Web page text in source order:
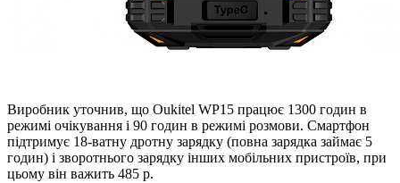
Виробник уточнив, що Oukitel WP15 працює 1300 годин в
режимі очікування і 90 годин в режимі розмови. Смартфон
підтримує 18-ватну дротну зарядку (повна зарядка займає 5
годин) і зворотнього зарядку інших мобільних пристроїв, при
цьому він важить 485 р.